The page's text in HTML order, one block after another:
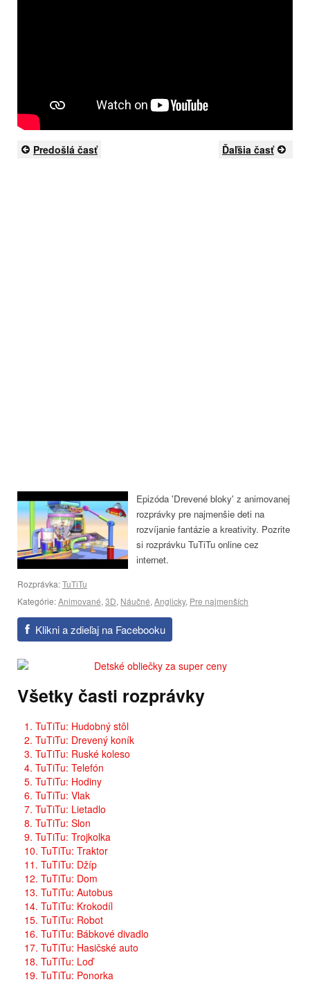
Predošlá časť Ďaľšia časť
Epizóda 'Drevené bloky' z animovanej
rozprávky pre najmenšie deti na
rozvíjanie fantázie a kreativity. Pozrite
si rozprávku TuTiTu online cez
internet.
Rozprávka:TuTiTu
Kategórie:Animované, 3D, Náučné, Anglicky, Pre najmenších
Klikni a zdieľaj na Facebooku
Všetky časti rozprávky
1. TuTiTu: Hudobný stôl
2. TuTiTu: Drevený koník
3. TuTiTu: Ruské koleso
4. TuTiTu: Telefón
5. TuTiTu: Hodiny
6. TuTiTu: Vlak
7. TuTiTu: Lietadlo
8. TuTiTu: Slon
9. TuTiTu: Trojkolka
10. TuTiTu: Traktor
11. TuTiTu: Džíp
12. TuTiTu: Dom
13. TuTiTu: Autobus
14. TuTiTu: Krokodíl
15. TuTiTu: Robot
16. TuTiTu: Bábkové divadlo
17. TuTiTu: Hasičské auto
18. TuTiTu: Loď
19. TuTiTu: Ponorka